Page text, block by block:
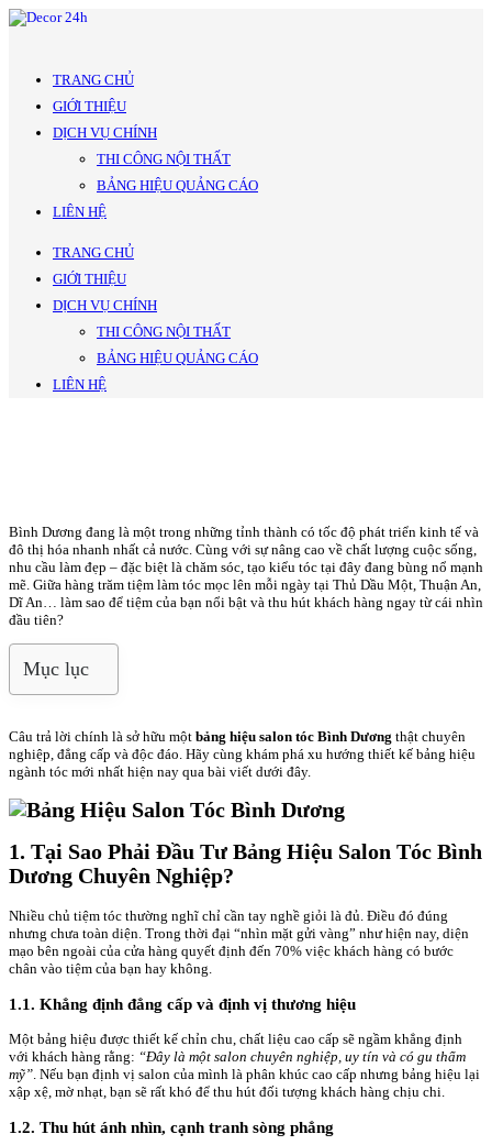
TRANG CHỦ
GIỚI THIỆU
DỊCH VỤ CHÍNH
THI CÔNG NỘI THẤT
BẢNG HIỆU QUẢNG CÁO
LIÊN HỆ
TRANG CHỦ
GIỚI THIỆU
DỊCH VỤ CHÍNH
THI CÔNG NỘI THẤT
BẢNG HIỆU QUẢNG CÁO
LIÊN HỆ
Bình Dương đang là một trong những tỉnh thành có tốc độ phát triển kinh tế và
đô thị hóa nhanh nhất cả nước. Cùng với sự nâng cao về chất lượng cuộc sống,
nhu cầu làm đẹp – đặc biệt là chăm sóc, tạo kiểu tóc tại đây đang bùng nổ mạnh
mẽ. Giữa hàng trăm tiệm làm tóc mọc lên mỗi ngày tại Thủ Dầu Một, Thuận An,
Dĩ An… làm sao để tiệm của bạn nổi bật và thu hút khách hàng ngay từ cái nhìn
đầu tiên?
Mục lục
Câu trả lời chính là sở hữu một bảng hiệu salon tóc Bình Dương thật chuyên
nghiệp, đẳng cấp và độc đáo. Hãy cùng khám phá xu hướng thiết kế bảng hiệu
ngành tóc mới nhất hiện nay qua bài viết dưới đây.
1. Tại Sao Phải Đầu Tư Bảng Hiệu Salon Tóc Bình
Dương Chuyên Nghiệp?
Nhiều chủ tiệm tóc thường nghĩ chỉ cần tay nghề giỏi là đủ. Điều đó đúng
nhưng chưa toàn diện. Trong thời đại “nhìn mặt gửi vàng” như hiện nay, diện
mạo bên ngoài của cửa hàng quyết định đến 70% việc khách hàng có bước
chân vào tiệm của bạn hay không.
1.1. Khẳng định đẳng cấp và định vị thương hiệu
Một bảng hiệu được thiết kế chỉn chu, chất liệu cao cấp sẽ ngầm khẳng định
với khách hàng rằng: “Đây là một salon chuyên nghiệp, uy tín và có gu thẩm
mỹ” . Nếu bạn định vị salon của mình là phân khúc cao cấp nhưng bảng hiệu lại
xập xệ, mờ nhạt, bạn sẽ rất khó để thu hút đối tượng khách hàng chịu chi.
1.2. Thu hút ánh nhìn, cạnh tranh sòng phẳng